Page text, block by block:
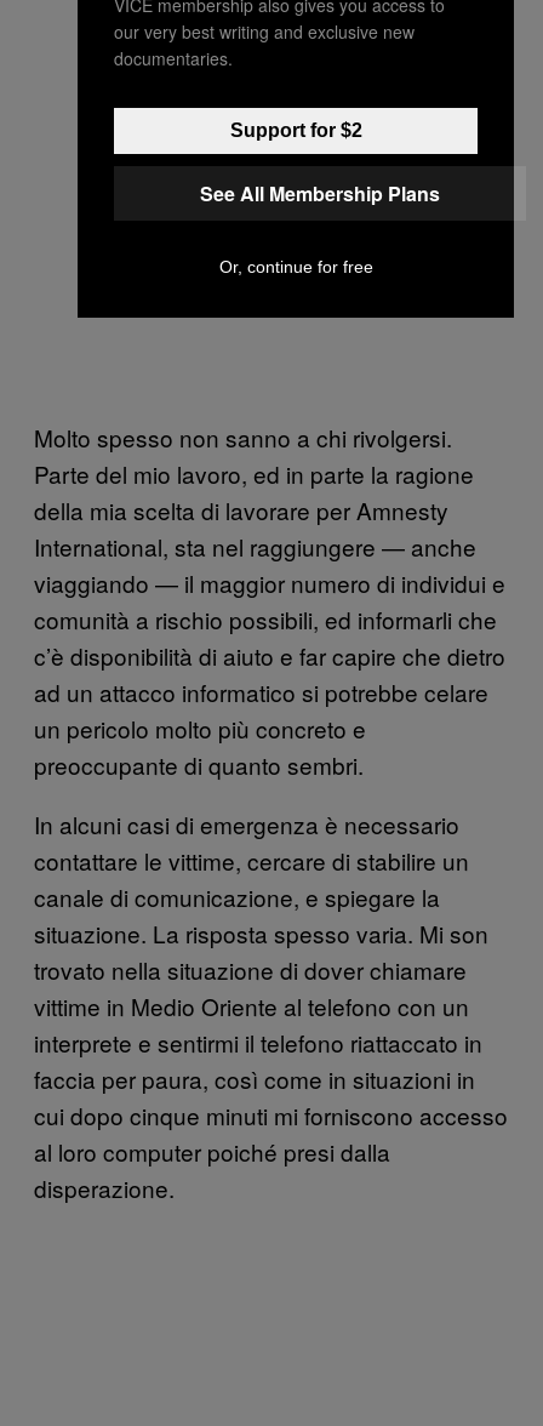
Molto spesso non sanno a chi rivolgersi.
Parte del mio lavoro, ed in parte la ragione
della mia scelta di lavorare per Amnesty
International, sta nel raggiungere — anche
viaggiando — il maggior numero di individui e
comunità a rischio possibili, ed informarli che
c’è disponibilità di aiuto e far capire che dietro
ad un attacco informatico si potrebbe celare
un pericolo molto più concreto e
preoccupante di quanto sembri.
In alcuni casi di emergenza è necessario
contattare le vittime, cercare di stabilire un
canale di comunicazione, e spiegare la
situazione. La risposta spesso varia. Mi son
trovato nella situazione di dover chiamare
vittime in Medio Oriente al telefono con un
interprete e sentirmi il telefono riattaccato in
faccia per paura, così come in situazioni in
cui dopo cinque minuti mi forniscono accesso
al loro computer poiché presi dalla
disperazione.
our very best writing and exclusive new
documentaries.
Support for $2
See All Membership Plans
Or, continue for free